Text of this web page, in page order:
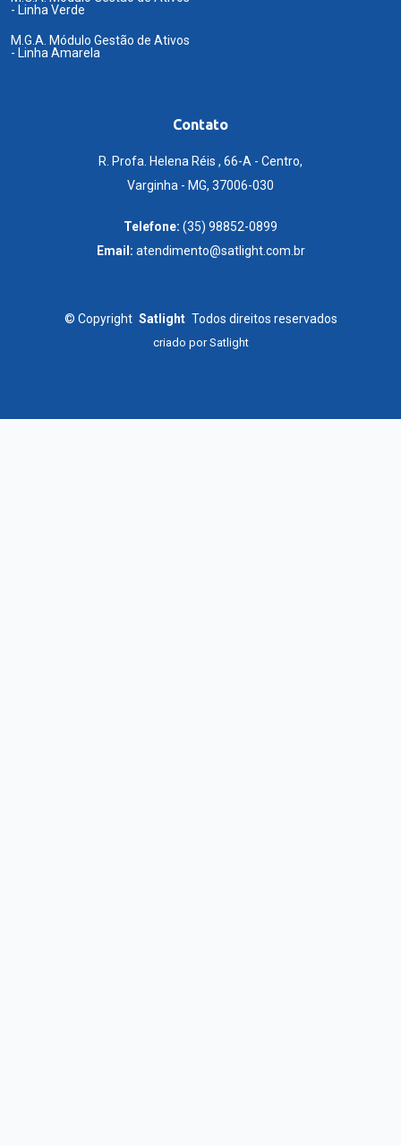
- Linha Verde
M.G.A. Módulo Gestão de Ativos
- Linha Amarela
Contato
R. Profa. Helena Réis , 66-A - Centro,
Varginha - MG, 37006-030
Telefone: (35) 98852-0899
Email: atendimento@satlight.com.br
© Copyright Satlight Todos direitos reservados
criado porSatlight